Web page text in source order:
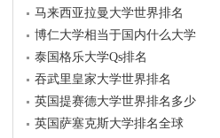
马来西亚拉曼大学世界排名
博仁大学相当于国内什么大学
泰国格乐大学Qs排名
吞武里皇家大学世界排名
英国提赛德大学世界排名多少
英国萨塞克斯大学排名全球